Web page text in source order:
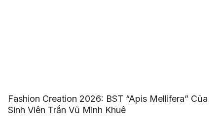
Fashion Creation 2026: BST “Apis Mellifera” Của
Sinh Viên Trần Vũ Minh Khuê